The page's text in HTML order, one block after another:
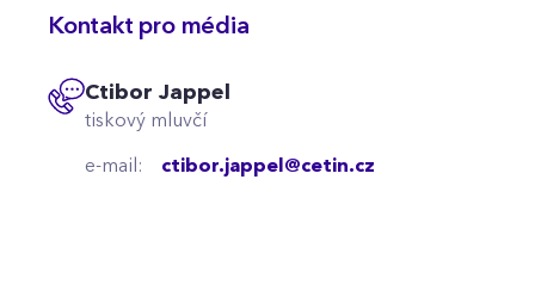
Kontakt pro média
Ctibor Jappel
tiskový mluvčí
e-mail: ctibor.jappel@cetin.cz